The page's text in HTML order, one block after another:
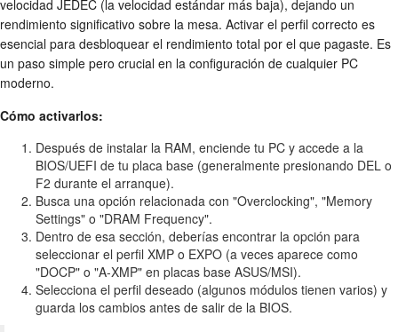
velocidad JEDEC (la velocidad estándar más baja), dejando un
rendimiento significativo sobre la mesa. Activar el perfil correcto es
esencial para desbloquear el rendimiento total por el que pagaste. Es
un paso simple pero crucial en la configuración de cualquier PC
moderno.
Cómo activarlos:
Después de instalar la RAM, enciende tu PC y accede a la
BIOS/UEFI de tu placa base (generalmente presionando DEL o
F2 durante el arranque).
Busca una opción relacionada con "Overclocking", "Memory
Settings" o "DRAM Frequency".
Dentro de esa sección, deberías encontrar la opción para
seleccionar el perfil XMP o EXPO (a veces aparece como
"DOCP" o "A-XMP" en placas base ASUS/MSI).
Selecciona el perfil deseado (algunos módulos tienen varios) y
guarda los cambios antes de salir de la BIOS.